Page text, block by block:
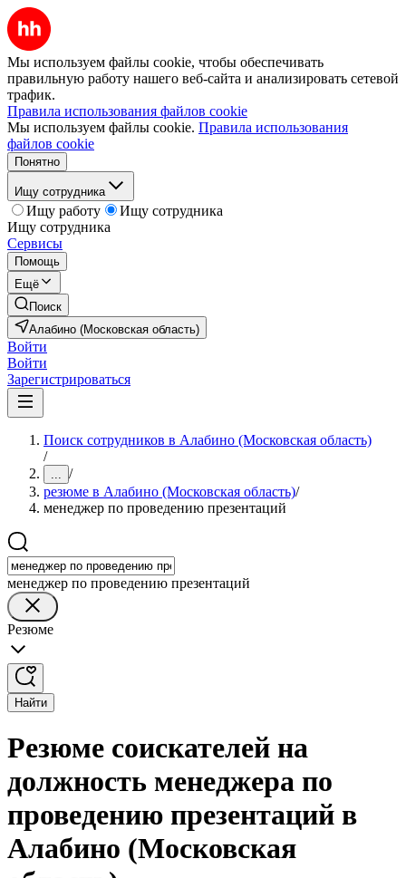
Мы используем файлы cookie, чтобы обеспечивать
правильную работу нашего веб-сайта и анализировать сетевой
трафик.
Правила использования файлов cookie
Мы используем файлы cookie. Правила использования
файлов cookie
Понятно
Ищу сотрудника
Ищу работу
Ищу сотрудника
Ищу сотрудника
Сервисы
Помощь
Ещё
Поиск
Алабино (Московская область)
Войти
Войти
Зарегистрироваться
Поиск сотрудников в Алабино (Московская область)
/
... /
резюме в Алабино (Московская область)/
менеджер по проведению презентаций
менеджер по проведению презентаций
Резюме
Найти
Резюме соискателей на
должность менеджера по
проведению презентаций в
Алабино (Московская